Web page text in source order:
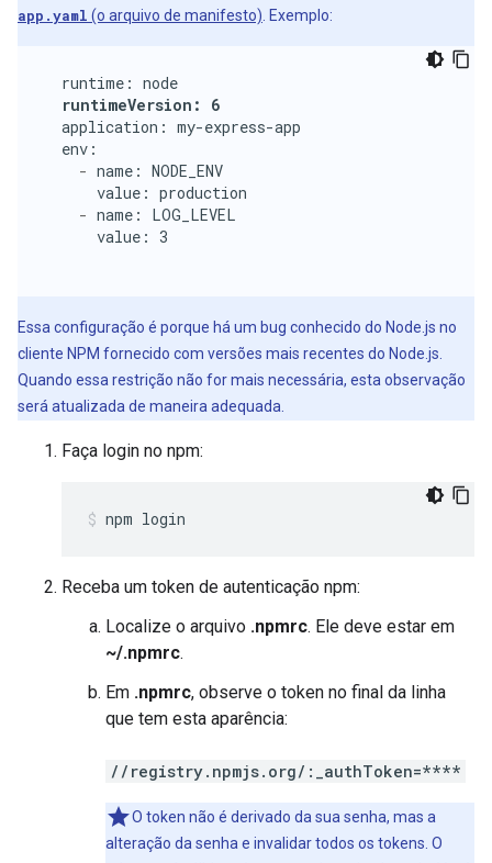
app.yaml (o arquivo de manifesto) . Exemplo:
  runtime: node
runtimeVersion: 6
  application: my-express-app
  env:
- name: NODE_ENV
      value: production
- name: LOG_LEVEL
      value: 3
Essa configuração é porque há um bug conhecido do Node.js no
cliente NPM fornecido com versões mais recentes do Node.js.
Quando essa restrição não for mais necessária, esta observação
será atualizada de maneira adequada.
Faça login no npm:
npm login
Receba um token de autenticação npm:
Localize o arquivo .npmrc. Ele deve estar em
~/.npmrc.
Em .npmrc, observe o token no final da linha
que tem esta aparência:
//registry.npmjs.org/:_authToken=****
O token não é derivado da sua senha, mas a
alteração da senha e invalidar todos os tokens. O